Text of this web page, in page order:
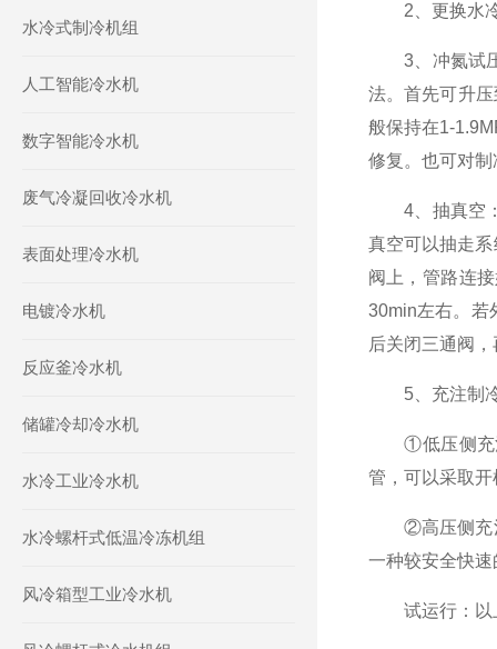
水冷式制冷机组
人工智能冷水机
数字智能冷水机
废气冷凝回收冷水机
表面处理冷水机
电镀冷水机
反应釜冷水机
储罐冷却冷水机
水冷工业冷水机
水冷螺杆式低温冷冻机组
风冷箱型工业冷水机
2、更换水冷
3、冲氮试压
法。首先可升
般保持在1-
修复。也可对
4、抽真空
真空可以抽走
阀上，管路连
30min左右。若
后关闭三通阀
5、充注制冷
①低压侧充注
管，可以采取
②高压侧充注
一种较安全快
试运行：以上